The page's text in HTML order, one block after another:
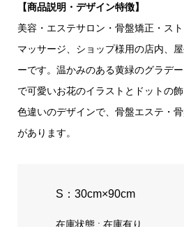
【商品説明・デザイン特徴】
美容・エステサロン・骨盤矯正・ス
マッサージ、ショップ様用の店内、
ーです。温かみのある黄緑のグラデ
で可愛いお花のイラストとドットの
色違いのデザインで、骨盤エステ・
があります。
S：30cm×90cm
在庫状態 : 在庫有り